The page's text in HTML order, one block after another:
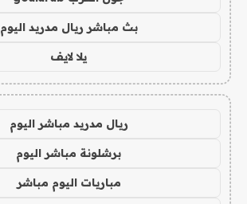
بث مباشر ريال مدريد اليوم
يلا لايف
ريال مدريد مباشر اليوم
برشلونة مباشر اليوم
مباريات اليوم مباشر